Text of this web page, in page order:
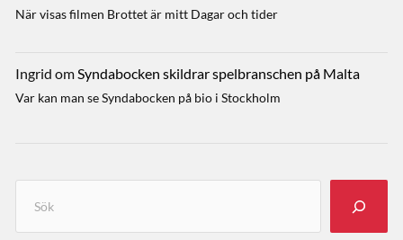
När visas filmen Brottet är mitt Dagar och tider
Ingrid omSyndabocken skildrar spelbranschen på Malta
Var kan man se Syndabocken på bio i Stockholm